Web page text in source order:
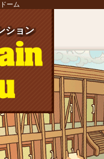
ーム
ション
ション
ション
ション
ション
ション
ション
ション
ション
ション
ション
ション
ション
ション
ション
ション
ション
ション
ション
ション
ション
ション
ション
ション
ション